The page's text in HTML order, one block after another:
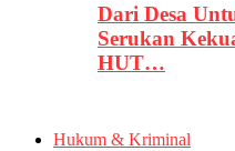
Dari Desa
Serukan
HUT…
Hukum & Kriminal